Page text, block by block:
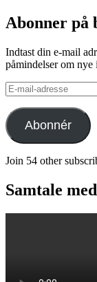
Abonner på
Indtast din e-mail
påmindelser om
E-
mail-
adresse
Abonnér
Join 54 other
Samtale